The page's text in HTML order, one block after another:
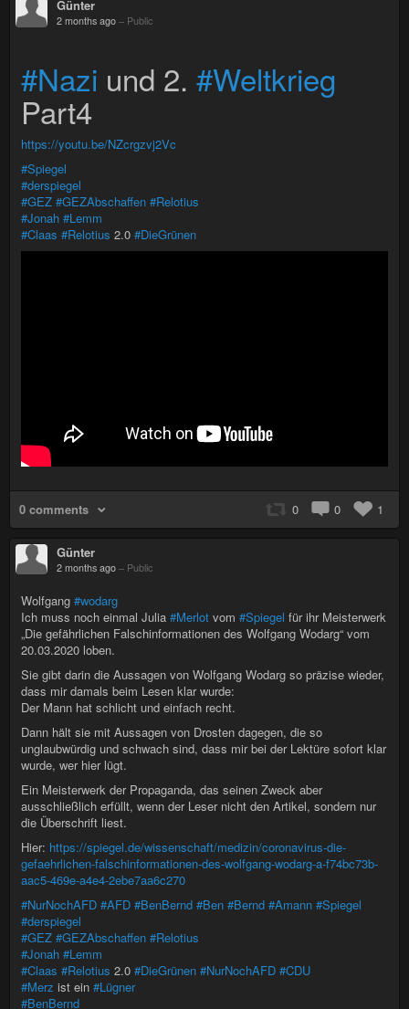
Günter
2 months ago – Public
#Nazi und 2. #Weltkrieg
Part4
https://youtu.be/NZcrgzvj2Vc
#Spiegel
#derspiegel
#GEZ #GEZAbschaffen #Relotius
#Jonah #Lemm
#Claas #Relotius 2.0 #DieGrünen
0 comments 0 0 1
Günter
2 months ago – Public
Wolfgang #wodarg
Ich muss noch einmal Julia #Merlot vom #Spiegel für ihr Meisterwerk
„Die gefährlichen Falschinformationen des Wolfgang Wodarg“ vom
20.03.2020 loben.
Sie gibt darin die Aussagen von Wolfgang Wodarg so präzise wieder,
dass mir damals beim Lesen klar wurde:
Der Mann hat schlicht und einfach recht.
Dann hält sie mit Aussagen von Drosten dagegen, die so
unglaubwürdig und schwach sind, dass mir bei der Lektüre sofort klar
wurde, wer hier lügt.
Ein Meisterwerk der Propaganda, das seinen Zweck aber
ausschließlich erfüllt, wenn der Leser nicht den Artikel, sondern nur
die Überschrift liest.
Hier: https://spiegel.de/wissenschaft/medizin/coronavirus-die-
gefaehrlichen-falschinformationen-des-wolfgang-wodarg-a-f74bc73b-
aac5-469e-a4e4-2ebe7aa6c270
#NurNochAFD #AFD #BenBernd #Ben #Bernd #Amann #Spiegel
#derspiegel
#GEZ #GEZAbschaffen #Relotius
#Jonah #Lemm
#Claas #Relotius 2.0 #DieGrünen #NurNochAFD #CDU
#Merz ist ein #Lügner
#BenBernd